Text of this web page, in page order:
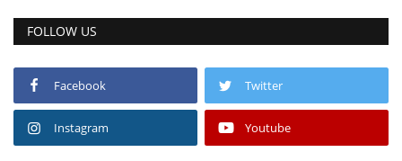
FOLLOW US
Facebook Twitter
Instagram Youtube